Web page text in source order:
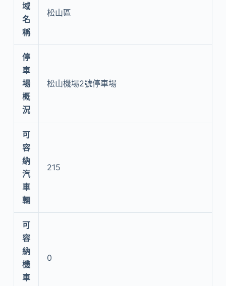
域
名
稱
松山區
停
車
場
概
況
松山機場2號停車場
可
容
納
汽
車
輛
215
可
容
納
機
車
0